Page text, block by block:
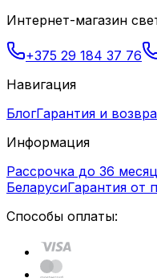
Интернет-магазин
+375 29 184 37 76
Навигация
БлогГарантия и
Информация
Рассрочка до 36
БеларусиГарантия от
Способы оплаты: